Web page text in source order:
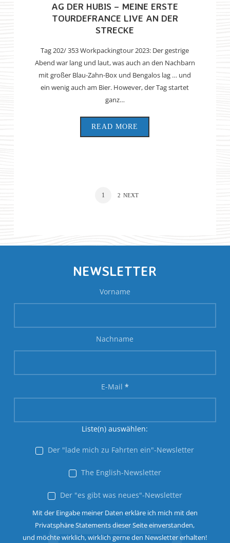
AG DER HUBIS – MEINE ERSTE
TOURDEFRANCE LIVE AN DER
STRECKE
Tag 202/ 353 Workpackingtour 2023: Der gestrige
Abend war lang und laut, was auch an den Nachbarn
mit großer Blau-Zahn-Box und Bengalos lag … und
ein wenig auch am Bier. However, der Tag startet
ganz…
READ MORE
1 2 NEXT
NEWSLETTER
Vorname
Nachname
E-Mail *
Liste(n) auswählen:
Der "lade mich zu Fahrten ein"-Newsletter
The English-Newsletter
Der "es gibt was neues"-Newsletter
Mit der Eingabe meiner Daten erkläre ich mich mit den
Privatsphäre Statements dieser Seite einverstanden,
und möchte wirklich, wirklich gerne den Newsletter erhalten!